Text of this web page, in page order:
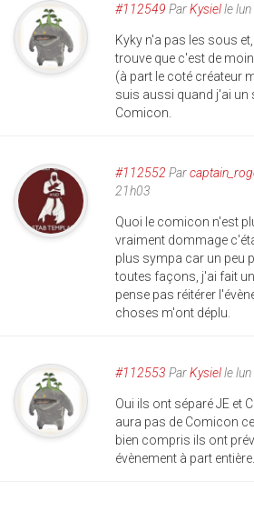
#112549 ParKysielle
Kyky n'a pas les sous
trouve que c'est de
(à part le coté créateur
suis aussi quand j'ai un
Comicon.
#112552 Par
21h03
Quoi le comicon n'est
vraiment dommage
plus sympa car un peu
toutes façons, j'ai fait
pense pas réitérer
choses m'ont déplu.
#112553 ParKysielle
Oui ils ont séparé JE et
aura pas de Comicon
bien compris ils ont
évènement à part entière.